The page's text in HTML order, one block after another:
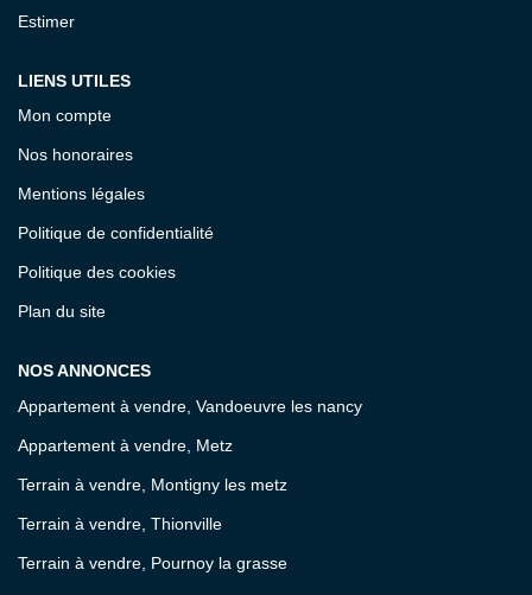
Estimer
LIENS UTILES
Mon compte
Nos honoraires
Mentions légales
Politique de confidentialité
Politique des cookies
Plan du site
NOS ANNONCES
Appartement à vendre, Vandoeuvre les nancy
Appartement à vendre, Metz
Terrain à vendre, Montigny les metz
Terrain à vendre, Thionville
Terrain à vendre, Pournoy la grasse